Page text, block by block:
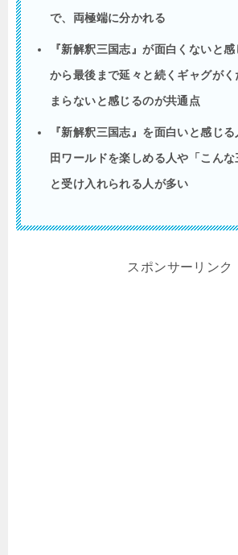
で、両極端に分かれる
『新解釈三国志』が面白くないと
から最後まで延々と続くギャグが
まらないと感じるのが共通点
『新解釈三国志』を面白いと感じ
田ワールドを楽しめる人や「こんな
と受け入れられる人が多い
スポンサーリンク